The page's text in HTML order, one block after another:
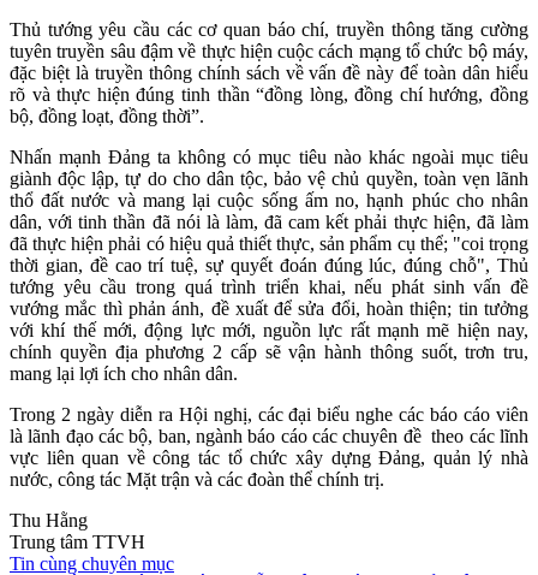
Thủ tướng yêu cầu các cơ quan báo chí, truyền thông tăng cường
tuyên truyền sâu đậm về thực hiện cuộc cách mạng tổ chức bộ máy,
đặc biệt là truyền thông chính sách về vấn đề này để toàn dân hiểu
rõ và thực hiện đúng tinh thần “đồng lòng, đồng chí hướng, đồng
bộ, đồng loạt, đồng thời”.
Nhấn mạnh Đảng ta không có mục tiêu nào khác ngoài mục tiêu
giành độc lập, tự do cho dân tộc, bảo vệ chủ quyền, toàn vẹn lãnh
thổ đất nước và mang lại cuộc sống ấm no, hạnh phúc cho nhân
dân, với tinh thần đã nói là làm, đã cam kết phải thực hiện, đã làm
đã thực hiện phải có hiệu quả thiết thực, sản phẩm cụ thể; "coi trọng
thời gian, đề cao trí tuệ, sự quyết đoán đúng lúc, đúng chỗ", Thủ
tướng yêu cầu trong quá trình triển khai, nếu phát sinh vấn đề
vướng mắc thì phản ánh, đề xuất để sửa đổi, hoàn thiện; tin tưởng
với khí thế mới, động lực mới, nguồn lực rất mạnh mẽ hiện nay,
chính quyền địa phương 2 cấp sẽ vận hành thông suốt, trơn tru,
mang lại lợi ích cho nhân dân.
Trong 2 ngày diễn ra Hội nghị, các đại biểu nghe các báo cáo viên
là lãnh đạo các bộ, ban, ngành báo cáo các chuyên đề theo các lĩnh
vực liên quan về công tác tổ chức xây dựng Đảng, quản lý nhà
nước, công tác Mặt trận và các đoàn thể chính trị.
Thu Hằng
Trung tâm TTVH
Tin cùng chuyên mục